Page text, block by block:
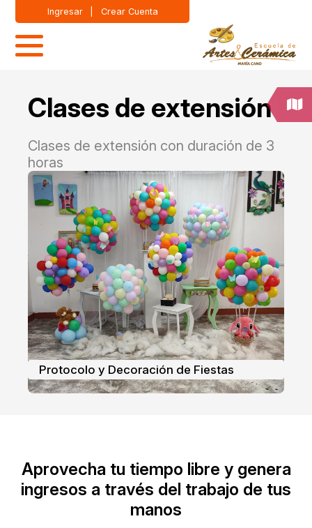
Ingresar Crear Cuenta
Clases de extensión
Clases de extensión con duración de 3
horas
Protocolo y Decoración de Fiestas
Aprovecha tu tiempo libre y genera
ingresos a través del trabajo de tus
manos